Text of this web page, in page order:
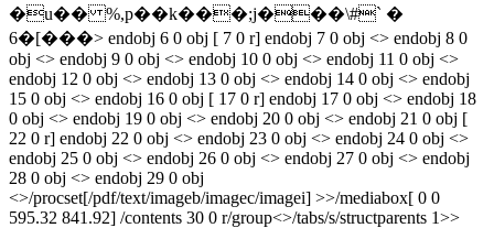
�u�� %,p��k���;j���\#` �
6�[���> endobj 6 0 obj [ 7 0 r] endobj 7 0 obj <> endobj 8 0
obj <> endobj 9 0 obj <> endobj 10 0 obj <> endobj 11 0 obj <>
endobj 12 0 obj <> endobj 13 0 obj <> endobj 14 0 obj <> endobj
15 0 obj <> endobj 16 0 obj [ 17 0 r] endobj 17 0 obj <> endobj 18
0 obj <> endobj 19 0 obj <> endobj 20 0 obj <> endobj 21 0 obj [
22 0 r] endobj 22 0 obj <> endobj 23 0 obj <> endobj 24 0 obj <>
endobj 25 0 obj <> endobj 26 0 obj <> endobj 27 0 obj <> endobj
28 0 obj <> endobj 29 0 obj
<>/procset[/pdf/text/imageb/imagec/imagei] >>/mediabox[ 0 0
595.32 841.92] /contents 30 0 r/group<>/tabs/s/structparents 1>>